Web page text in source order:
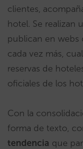
clientes,
hotel. Se realizan
publican en webs
cada vez más,
reservas de
oficiales de los
Con la
forma de texto,
tendencia que